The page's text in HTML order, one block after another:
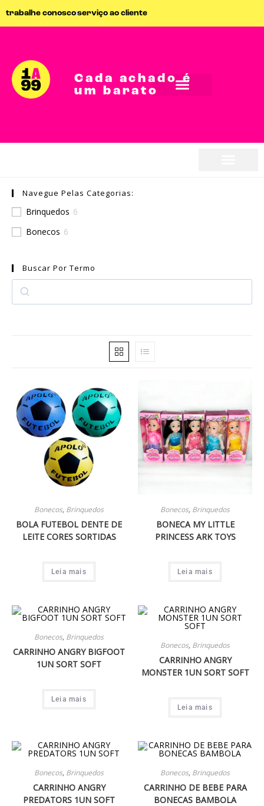
trabalhe conoscoserviço ao cliente
Cada achado é
um barato
Navegue Pelas Categorias:
Brinquedos 6
Bonecos 6
Buscar Por Termo
Bonecos, Brinquedos
BOLA FUTEBOL DENTE DE
LEITE CORES SORTIDAS
Leia mais
Bonecos, Brinquedos
BONECA MY LITTLE
PRINCESS ARK TOYS
Leia mais
Bonecos, Brinquedos
CARRINHO ANGRY BIGFOOT
1UN SORT SOFT
Leia mais
Bonecos, Brinquedos
CARRINHO ANGRY
MONSTER 1UN SORT SOFT
Leia mais
Bonecos, Brinquedos
CARRINHO ANGRY
PREDATORS 1UN SOFT
Bonecos, Brinquedos
CARRINHO DE BEBE PARA
BONECAS BAMBOLA